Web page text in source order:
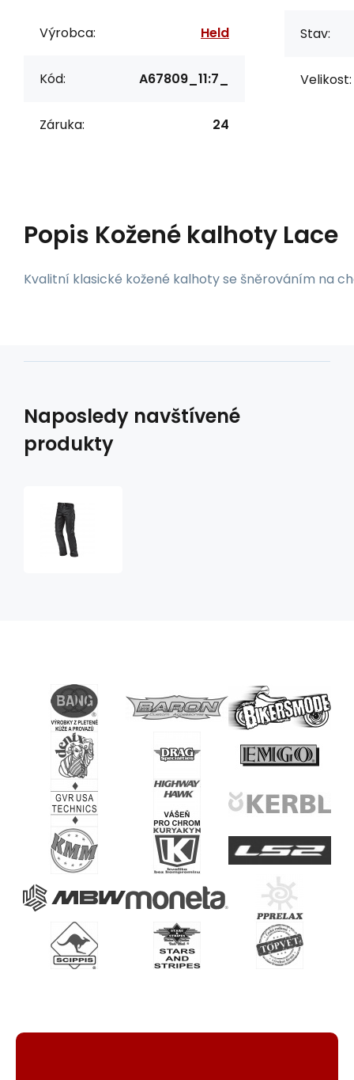
Výrobca: Held
Kód: A67809_11:7_
Záruka: 24
Stav:
Velikost:
Popis Kožené kalhoty Lace
Kvalitní klasické kožené kalhoty se šněrováním na
Naposledy navštívené
produkty